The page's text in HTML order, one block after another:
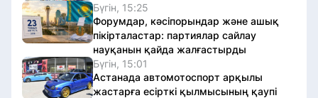
Бүгін, 15:25
Форумдар, кәсіпорындар және ашық
пікірталастар: партиялар сайлау
науқанын қайда жалғастырды
Бүгін, 15:01
Астанада автомотоспорт арқылы
жастарға есірткі қылмысының қаупі